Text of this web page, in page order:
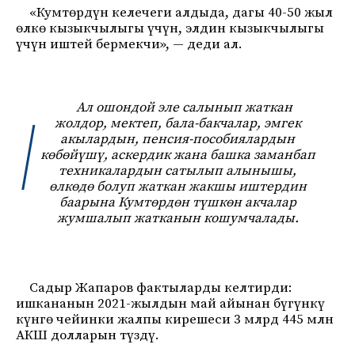
«Кумтөрдүн келечеги алдыда, дагы 40-50 жыл
өлкө кызыкчылыгы үчүн, элдин кызыкчылыгы
үчүн иштей бермекчи», — деди ал.
Ал ошондой эле салынып жаткан
жолдор, мектеп, бала-бакчалар, эмгек
акылардын, пенсия-пособиялардын
көбөйүшү, аскердик жана башка заманбап
техникалардын сатылып алынышы,
өлкөдө болуп жаткан жакшы иштердин
баарына Кумтөрдөн түшкөн акчалар
жумшалып жатканын кошумчалады.
Садыр Жапаров фактыларды келтирди:
ишкананын 2021-жылдын май айынан бүгүнкү
күнгө чейинки жалпы кирешеси 3 млрд 445 млн
АКШ долларын түздү.